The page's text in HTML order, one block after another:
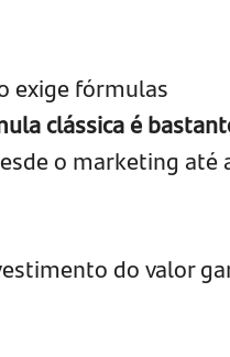
exige fórmulas
clássica é
o marketing até
do valor